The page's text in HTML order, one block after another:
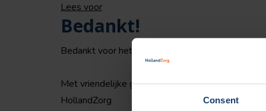
Consent
Lees voor
Bedankt!
Bedankt voor het invullen van het
Met vriendelijke groet,
HollandZorg